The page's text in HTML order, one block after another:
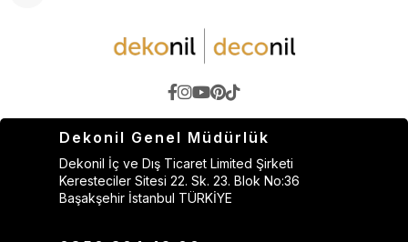
Dekonil Genel Müdürlük
Dekonil İç ve Dış Ticaret Limited Şirketi
Keresteciler Sitesi 22. Sk. 23. Blok No:36
Başakşehir İstanbul TÜRKİYE